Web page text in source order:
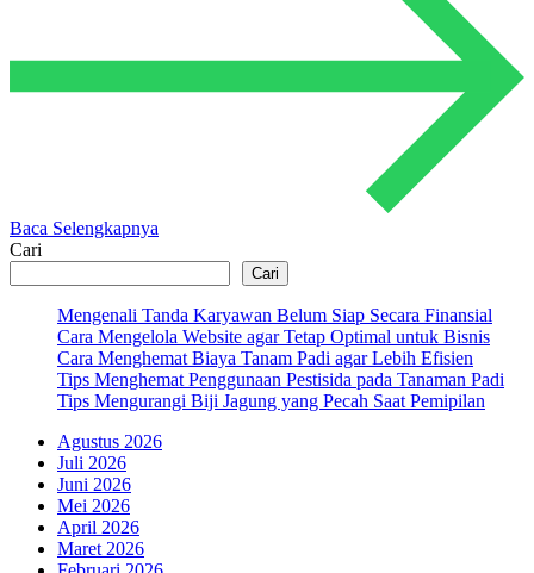
Baca Selengkapnya
Cari
Cari
Mengenali Tanda Karyawan Belum Siap Secara Finansial
Cara Mengelola Website agar Tetap Optimal untuk Bisnis
Cara Menghemat Biaya Tanam Padi agar Lebih Efisien
Tips Menghemat Penggunaan Pestisida pada Tanaman Padi
Tips Mengurangi Biji Jagung yang Pecah Saat Pemipilan
Agustus 2026
Juli 2026
Juni 2026
Mei 2026
April 2026
Maret 2026